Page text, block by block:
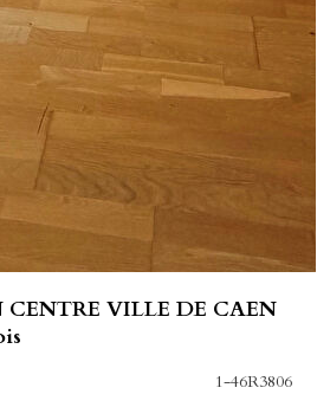
CENTRE VILLE DE CAEN
1-46R3806